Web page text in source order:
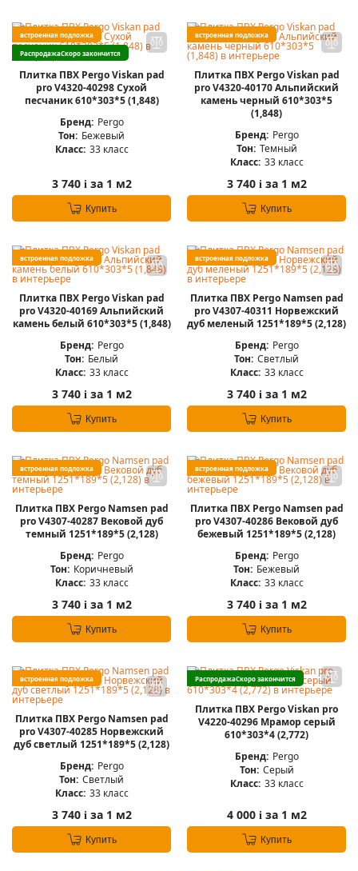
встроенная подложка
РаспродажаСкоро закончится
Плитка ПВХ Pergo Viskan pad
pro V4320-40298 Сухой
песчаник 610*303*5 (1,848)
Бренд: Pergo
Тон: Бежевый
Класс: 33 класс
3 740 iза 1 м2
Купить
встроенная подложка
Плитка ПВХ Pergo Viskan pad
pro V4320-40170 Альпийский
камень черный 610*303*5
(1,848)
Бренд: Pergo
Тон: Темный
Класс: 33 класс
3 740 iза 1 м2
Купить
встроенная подложка
Плитка ПВХ Pergo Viskan pad
pro V4320-40169 Альпийский
камень белый 610*303*5 (1,848)
Бренд: Pergo
Тон: Белый
Класс: 33 класс
3 740 iза 1 м2
Купить
встроенная подложка
Плитка ПВХ Pergo Namsen pad
pro V4307-40311 Норвежский
дуб меленый 1251*189*5 (2,128)
Бренд: Pergo
Тон: Светлый
Класс: 33 класс
3 740 iза 1 м2
Купить
встроенная подложка
Плитка ПВХ Pergo Namsen pad
pro V4307-40287 Вековой дуб
темный 1251*189*5 (2,128)
Бренд: Pergo
Тон: Коричневый
Класс: 33 класс
3 740 iза 1 м2
Купить
встроенная подложка
Плитка ПВХ Pergo Namsen pad
pro V4307-40286 Вековой дуб
бежевый 1251*189*5 (2,128)
Бренд: Pergo
Тон: Бежевый
Класс: 33 класс
3 740 iза 1 м2
Купить
встроенная подложка
Плитка ПВХ Pergo Namsen pad
pro V4307-40285 Норвежский
дуб светлый 1251*189*5 (2,128)
Бренд: Pergo
Тон: Светлый
Класс: 33 класс
3 740 iза 1 м2
Купить
РаспродажаСкоро закончится
Плитка ПВХ Pergo Viskan pro
V4220-40296 Мрамор серый
610*303*4 (2,772)
Бренд: Pergo
Тон: Серый
Класс: 33 класс
4 000 iза 1 м2
Купить